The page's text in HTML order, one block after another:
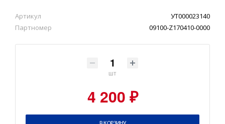
Артикул
УТ000023140
Партномер
09100-Z170410-0000
шт
4 200 ₽